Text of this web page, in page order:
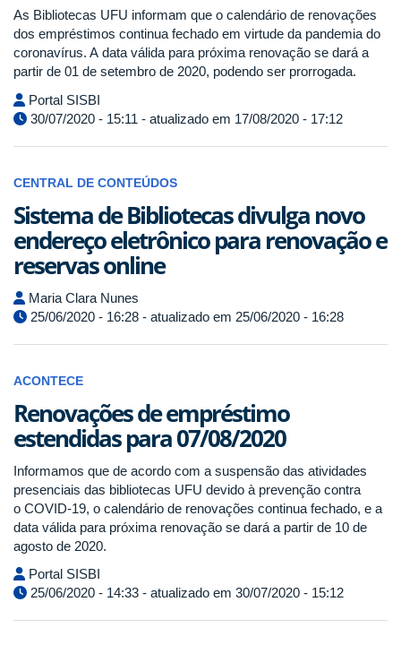
As Bibliotecas UFU informam que o calendário de renovações
dos empréstimos continua fechado em virtude da pandemia do
coronavírus. A data válida para próxima renovação se dará a
partir de 01 de setembro de 2020, podendo ser prorrogada.
Portal SISBI
30/07/2020 - 15:11 - atualizado em 17/08/2020 - 17:12
CENTRAL DE CONTEÚDOS
Sistema de Bibliotecas divulga novo
endereço eletrônico para renovação e
reservas online
Maria Clara Nunes
25/06/2020 - 16:28 - atualizado em 25/06/2020 - 16:28
ACONTECE
Renovações de empréstimo
estendidas para 07/08/2020
Informamos que de acordo com a suspensão das atividades
presenciais das bibliotecas UFU devido à prevenção contra
o COVID-19, o calendário de renovações continua fechado, e a
data válida para próxima renovação se dará a partir de 10 de
agosto de 2020.
Portal SISBI
25/06/2020 - 14:33 - atualizado em 30/07/2020 - 15:12